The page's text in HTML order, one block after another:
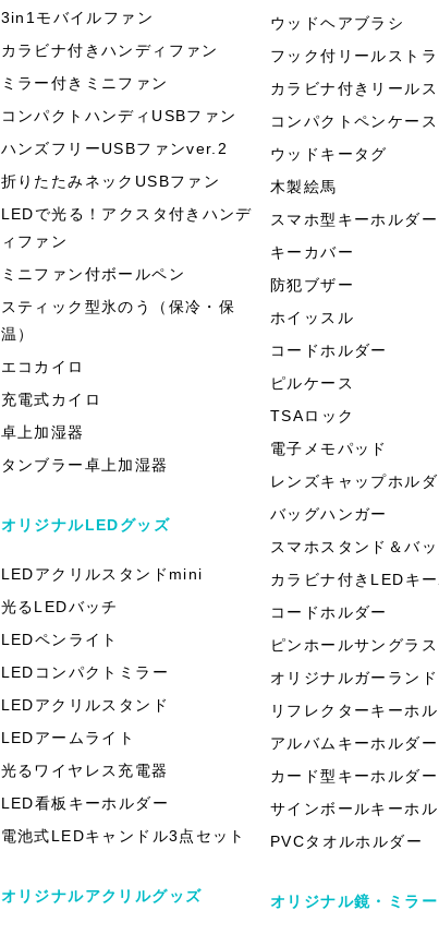
3in1モバイルファン
カラビナ付きハンディファン
ミラー付きミニファン
コンパクトハンディUSBファン
ハンズフリーUSBファンver.2
折りたたみネックUSBファン
LEDで光る！アクスタ付きハンデ
ィファン
ミニファン付ボールペン
スティック型氷のう（保冷・保
温）
エコカイロ
充電式カイロ
卓上加湿器
タンブラー卓上加湿器
オリジナルLEDグッズ
LEDアクリルスタンドmini
光るLEDバッチ
LEDペンライト
LEDコンパクトミラー
LEDアクリルスタンド
LEDアームライト
光るワイヤレス充電器
LED看板キーホルダー
電池式LEDキャンドル3点セット
オリジナルアクリルグッズ
ウッドヘアブラシ
フック付リールスト
カラビナ付きリール
コンパクトペンケース
ウッドキータグ
木製絵馬
スマホ型キーホルダー
キーカバー
防犯ブザー
ホイッスル
コードホルダー
ピルケース
TSAロック
電子メモパッド
レンズキャップホルダ
バッグハンガー
スマホスタンド＆バ
カラビナ付きLEDキ
コードホルダー
ピンホールサングラス
オリジナルガーランド
リフレクターキーホ
アルバムキーホルダー
カード型キーホルダー
サインボールキーホル
PVCタオルホルダー
オリジナル鏡・ミラ